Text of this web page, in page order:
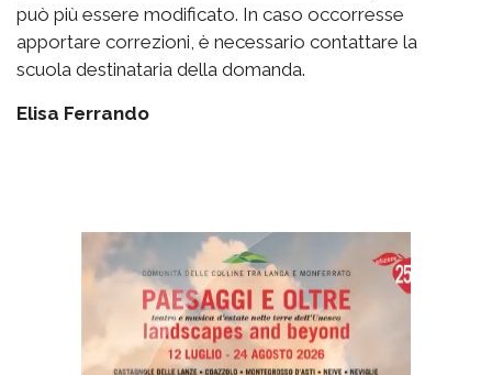
può più essere modificato. In caso occorresse
apportare correzioni, è necessario contattare la
scuola destinataria della domanda.
Elisa Ferrando